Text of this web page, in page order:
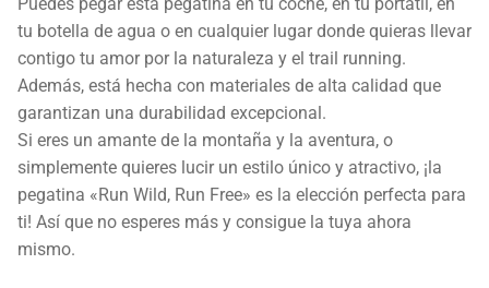
tu botella de agua o en cualquier lugar donde quieras llevar
contigo tu amor por la naturaleza y el trail running.
Además, está hecha con materiales de alta calidad que
garantizan una durabilidad excepcional.
Si eres un amante de la montaña y la aventura, o
simplemente quieres lucir un estilo único y atractivo, ¡la
pegatina «Run Wild, Run Free» es la elección perfecta para
ti! Así que no esperes más y consigue la tuya ahora
mismo.